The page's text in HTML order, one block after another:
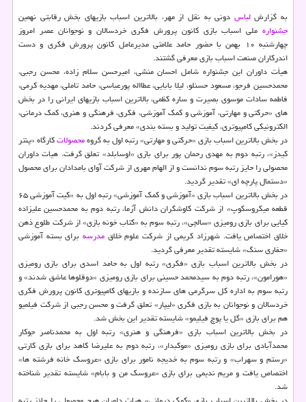
به گزارشلباس دونی به نقل از مهر، بالاترین اسباب بازیهای بخش رقابتی نهمین
جشنواره ملی اسباب بازی کانون پرورش فکری خردسالان و نوجوانان عصر امروز
چهارشنبه ۱۰ بهمن با حضور حامد علامتی مدیرعامل کانون پرورش فکری و دست
اندرکاران صنعت اسباب بازی معرفی گشتند.
هیأت داوران این جشنواره شامل احسان منشی، امیرحسن سلام زاده، محسن رجبی،
محمدحسین فرجو، مسعود حسنلو، لیلا بابایی، عطااله پورعباسی، حامد تاملی، مهدیه کرمی،
فاطمه سادات موسوی بصیرت و ساره کظمی، بالاترین اسباب بازیهای ایرانی را در بخش
های «حرکتی و مهارتی، آموزشی و کمک آموزشی، فکری، فرهنگی و هنری، کمک درمانی،
الکترونیکی کامپیوتری، کیفیت تولید و بسته بندی» معرفی کردند.
در بخش بالاترین اسباب بازی «حرکتی و مهارتی» رتبه اول به گروهمحصولاتکارگاه «پنتر
کیدز»، رتبه دوم به مهدی رحمان پور برای بازی «اوسابلد» تعلق گرفت. هیات داوران
محصولی را حایز رتبه سوم ندانست و از الهام مهری از شرکت آوای بامدادان برای محصول
«دستمال پارچه ای» تقدیر گردید.
در بخش بالاترین اسباب بازی «آموزشی و کمک آموزشی» رتبه اول به «کیت آموزشی ۶۵
قطعه میکروسکوپ» از شرکت کاوشگران دانش آزما، رتبه دوم به محمدحسین علیزاده
کیایی برای بازی رومیزی «سالچی»، رتبه سوم به «کتاب خونه بازی» از شرکت طلوع ذهن
خلاق اختصاص یافت. شهرزاد کریمی از شرکت علوم خلاق مدرسه برای بسته آموزشی
«حفاری سنگ» شایسته تقدیر معرفی گردید.
در بخش بالاترین اسباب بازی «فکری» رتبه اول به حامد اسدی برای بازی رومیزی
«هورامون»، رتبه دوم به سیدمحمد حسینی برای بازی رومیزی «دوقلوها عاشق شدند» و
رتبه سوم به اداره کل سرگرمی های سازنده و بازیهای کامپیوتری کانون پرورش فکری
خردسالان و نوجوانان به بازی فکری «لیپار» تعلق گرفت و محسن رجبی از شرکت فیلمیو
هم برای بازی «گل یا پوچ فیلیمو» شایسته تقدیر این بخش شد.
در بخش بالاترین اسباب بازی «فرهنگی و هنری» رتبه اول به محمدناصر جوکار
محمدآبادی برای بازی رومیزی «موکبدار»، رتبه دوم به علیرضا کاهد برای بازی کارتی
«رستم و سهراب» و رتبه سوم به خدیجه نامور برای بازی «عروسک خانه فرشته ها»
اختصاص یافت و مریم ندیمی برای بازی «عروسک من و بابام» شایسته تقدیر شناخته
شد.